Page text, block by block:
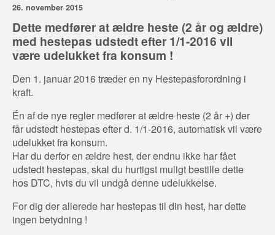
26. november 2015
Dette medfører at ældre heste (2 år og ældre)
med hestepas udstedt efter 1/1-2016 vil
være udelukket fra konsum !
Den 1. januar 2016 træder en ny Hestepasforordning i
kraft.
Én af de nye regler medfører at ældre heste (2 år +) der
får udstedt hestepas efter d. 1/1-2016, automatisk vil være
udelukket fra konsum.
Har du derfor en ældre hest, der endnu ikke har fået
udstedt hestepas, skal du hurtigst muligt bestille dette
hos DTC, hvis du vil undgå denne udelukkelse.
For dig der allerede har hestepas til din hest, har dette
ingen betydning !